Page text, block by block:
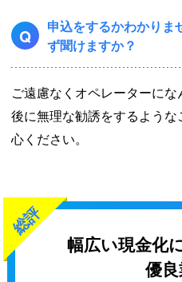
Q
申込をするかわかりま
ず聞けますか？
ご遠慮なくオペレーターに
後に無理な勧誘をするよう
心ください。
総評
幅広い現金化
優